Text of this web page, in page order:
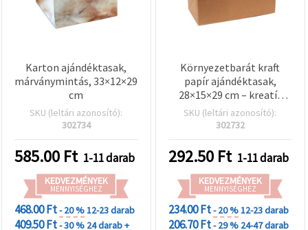
Karton ajándéktasak,
márványmintás, 33×12×29
cm
SKU (leltári azonosító):
302734
585.00 Ft 1-11 darab
KEDVEZMÉNYEK
MENNYISÉGHEZ
468.00 Ft- 20 %12-23 darab
409.50 Ft- 30 % 24 darab +
Környezetbarát kraft
papír ajándéktasak,
28×15×29 cm – kreatív
hobbi és kézműves
csomagoláshoz
SKU (leltári azonosító):
302732
292.50 Ft 1-11 darab
KEDVEZMÉNYEK
MENNYISÉGHEZ
234.00 Ft- 20 %12-23 darab
206.70 Ft- 29 % 24-47 darab